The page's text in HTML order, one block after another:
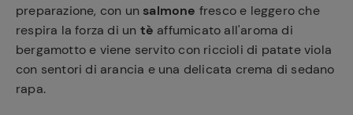
preparazione, con un salmone fresco e leggero che
respira la forza di un tè affumicato all'aroma di
bergamotto e viene servito con riccioli di patate viola
con sentori di arancia e una delicata crema di sedano
rapa.